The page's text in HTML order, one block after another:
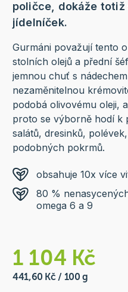
poličce, dokáže
jídelníček.
Gurmáni považují tento
stolních olejů a přední
jemnou chuť s
nezaměnitelnou
podobá olivovému oleji,
proto se výborně hodí k
salátů, dresinků,
podobných pokrmů.
obsahuje 10x více
80 %
omega 6 a 9
1 104 Kč
441,60 Kč / 100 g